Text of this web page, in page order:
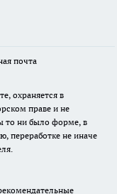
почта
охраняется в
праве и не
то ни было форме, в
переработке не иначе